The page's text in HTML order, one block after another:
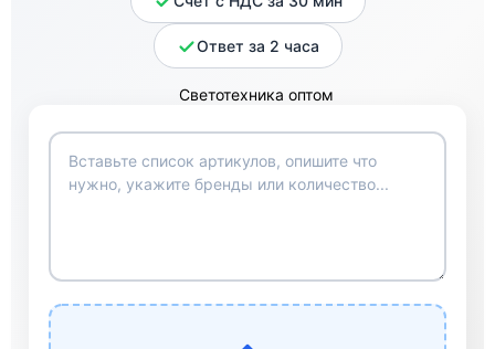
Ответ за 2 часа